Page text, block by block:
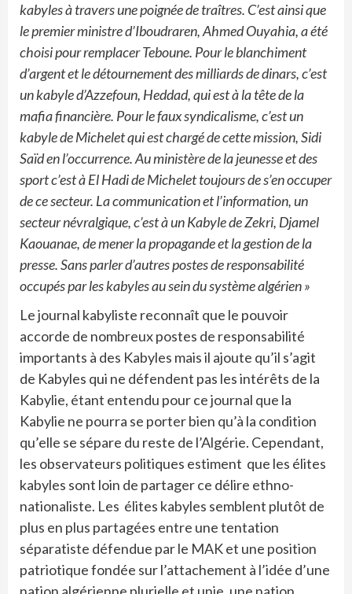
kabyles à travers une poignée de traîtres. C’est ainsi que
le premier ministre d’Iboudraren, Ahmed Ouyahia, a été
choisi pour remplacer Teboune. Pour le blanchiment
d’argent et le détournement des milliards de dinars, c’est
un kabyle d’Azzefoun, Heddad, qui est à la tête de la
mafia financière. Pour le faux syndicalisme, c’est un
kabyle de Michelet qui est chargé de cette mission, Sidi
Saïd en l’occurrence. Au ministère de la jeunesse et des
sport c’est à El Hadi de Michelet toujours de s’en occuper
de ce secteur. La communication et l’information, un
secteur névralgique, c’est à un Kabyle de Zekri, Djamel
Kaouanae, de mener la propagande et la gestion de la
presse. Sans parler d’autres postes de responsabilité
occupés par les kabyles au sein du système algérien »
Le journal kabyliste reconnaît que le pouvoir
accorde de nombreux postes de responsabilité
importants à des Kabyles mais il ajoute qu’il s’agit
de Kabyles qui ne défendent pas les intérêts de la
Kabylie, étant entendu pour ce journal que la
Kabylie ne pourra se porter bien qu’à la condition
qu’elle se sépare du reste de l’Algérie. Cependant,
les observateurs politiques estiment que les élites
kabyles sont loin de partager ce délire ethno-
nationaliste. Les élites kabyles semblent plutôt de
plus en plus partagées entre une tentation
séparatiste défendue par le MAK et une position
patriotique fondée sur l’attachement à l’idée d’une